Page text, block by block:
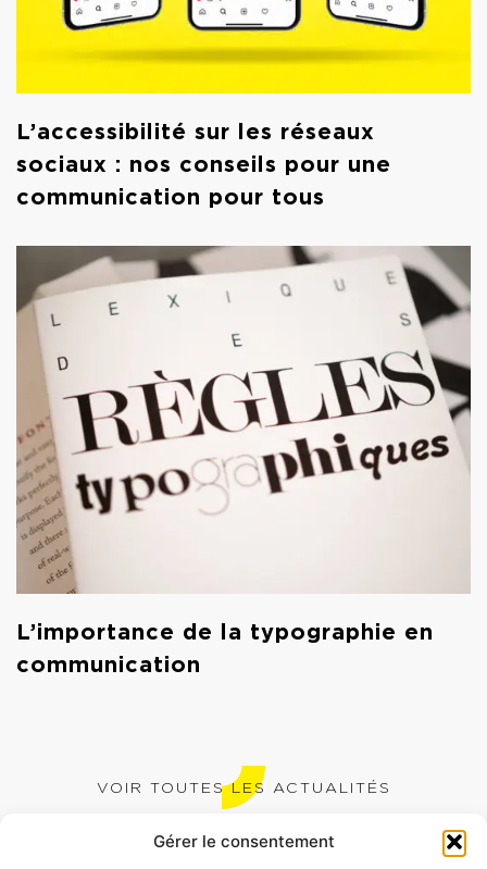
Gérer le consentement
L’accessibilité sur les réseaux
sociaux : nos conseils pour une
communication pour tous
L’importance de la typographie en
communication
VOIR TOUTES LES ACTUALITÉS